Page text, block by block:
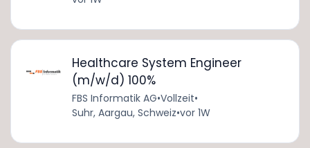
Healthcare System Engineer
(m/w/d) 100%
FBS Informatik AG•Vollzeit•
Suhr, Aargau, Schweiz•vor 1W